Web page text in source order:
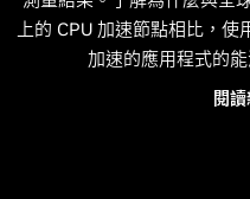
上的 CPU 加速節點相比，
加速的應用程式的
閱